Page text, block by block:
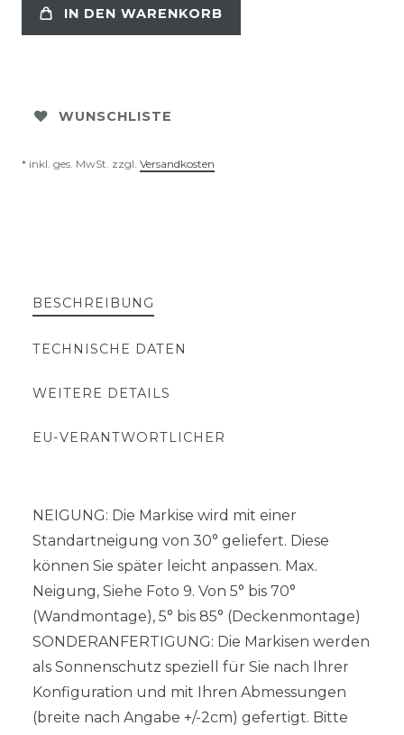
IN DEN WARENKORB
WUNSCHLISTE
* inkl. ges. MwSt. zzgl. Versandkosten
BESCHREIBUNG
TECHNISCHE DATEN
WEITERE DETAILS
EU-VERANTWORTLICHER
NEIGUNG: Die Markise wird mit einer
Standartneigung von 30° geliefert. Diese
können Sie später leicht anpassen. Max.
Neigung, Siehe Foto 9. Von 5° bis 70°
(Wandmontage), 5° bis 85° (Deckenmontage)
SONDERANFERTIGUNG: Die Markisen werden
als Sonnenschutz speziell für Sie nach Ihrer
Konfiguration und mit Ihren Abmessungen
(breite nach Angabe +/-2cm) gefertigt. Bitte